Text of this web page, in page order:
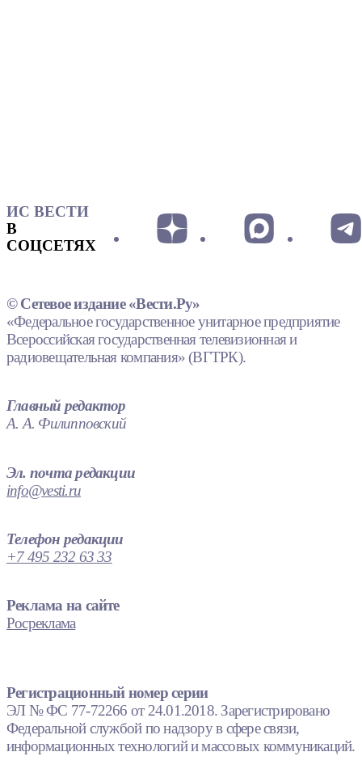
ИС ВЕСТИ
В
СОЦСЕТЯХ
© Сетевое издание «Вести.Ру»
«Федеральное государственное унитарное предприятие
Всероссийская государственная телевизионная и
радиовещательная компания» (ВГТРК).
Главный редактор
А. А. Филипповский
Эл. почта редакции
info@vesti.ru
Телефон редакции
+7 495 232 63 33
Реклама на сайте
Росреклама
Регистрационный номер серии
ЭЛ № ФС 77-72266 от 24.01.2018. Зарегистрировано
Федеральной службой по надзору в сфере связи,
информационных технологий и массовых коммуникаций.